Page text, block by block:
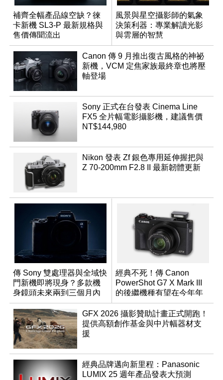
補齊全幅產品線空缺？徠
卡新機 SL3-P 最新規格與
售價傳聞流出
風景與星空攝影師的氣象
決策利器：專業解讀光影
與雲層的智慧
App「Atmos」登場
Canon 傳 9 月推出復古風格的神祕
新機，VCM 定焦家族最終章也將壓
軸登場
Sony 正式在台發表 Cinema Line
FX5 全片幅電影攝影機，建議售價
NT$144,980
Nikon 發表 Zf 銀色專用延伸握把與
Z 70-200mm F2.8 II 最新韌體更新
傳 Sony 雙處理器與全域快
門新機即將現身？多款機
身鏡頭未來兩到三個月內
有望登場
經典不死！傳 Canon
PowerShot G7 X Mark III
的後繼機種有望在今年年
底前推出？
GFX 2026 攝影贊助計畫正式開跑！
提供高額創作基金與中片幅器材支
援
經典品牌邁向新里程：Panasonic
LUMIX 25 週年產品發表大預測